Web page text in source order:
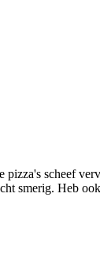
scheef
smerig. Heb